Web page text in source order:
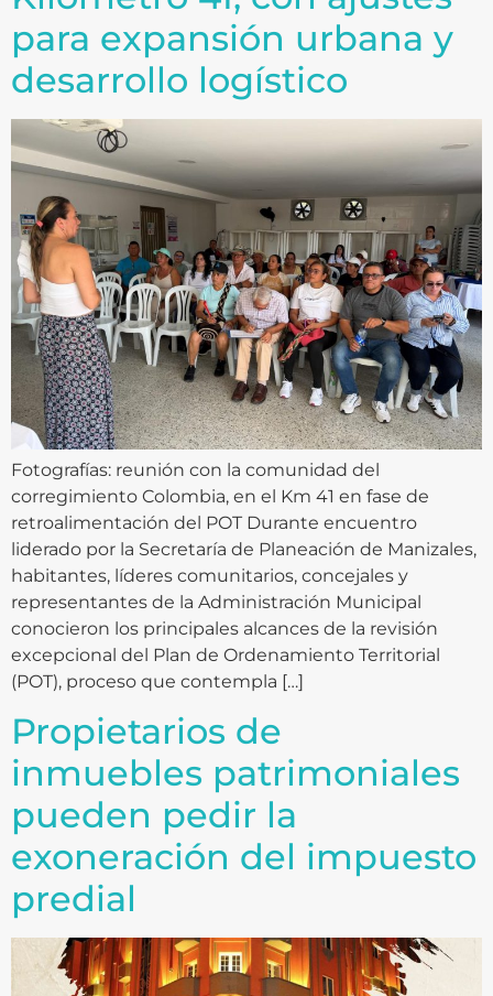
para expansión urbana y
desarrollo logístico
Fotografías: reunión con la comunidad del
corregimiento Colombia, en el Km 41 en fase de
retroalimentación del POT Durante encuentro
liderado por la Secretaría de Planeación de Manizales,
habitantes, líderes comunitarios, concejales y
representantes de la Administración Municipal
conocieron los principales alcances de la revisión
excepcional del Plan de Ordenamiento Territorial
(POT), proceso que contempla […]
Propietarios de
inmuebles patrimoniales
pueden pedir la
exoneración del impuesto
predial